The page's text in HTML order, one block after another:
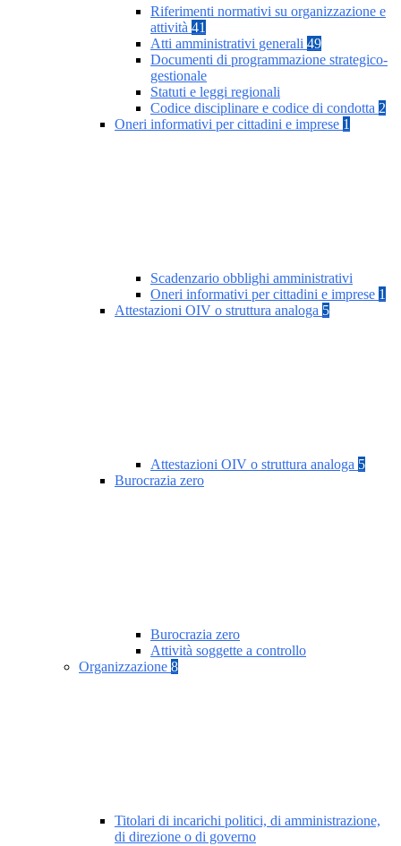
Riferimenti normativi su organizzazione e
attività 41
Atti amministrativi generali 49
Documenti di programmazione strategico-
gestionale
Statuti e leggi regionali
Codice disciplinare e codice di condotta 2
Oneri informativi per cittadini e imprese 1
Scadenzario obblighi amministrativi
Oneri informativi per cittadini e imprese 1
Attestazioni OIV o struttura analoga 5
Attestazioni OIV o struttura analoga 5
Burocrazia zero
Burocrazia zero
Attività soggette a controllo
Organizzazione 8
Titolari di incarichi politici, di amministrazione,
di direzione o di governo